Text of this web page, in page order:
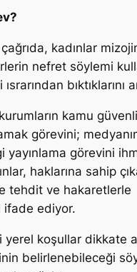
kadınlar
nefret söylemi
bıktıklarını
kamu
görevini;
yayınlama görevini
haklarına sahip
tehdit ve hakaretlerle
ifade ediyor.
yerel koşullar dikkate
belirlenebileceği